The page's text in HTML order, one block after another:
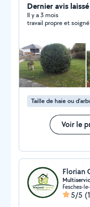
Dernier avis
Il y a 3 mois
travail propre et soigné
Taille de haie ou
Voir le
Fesches-
5/5